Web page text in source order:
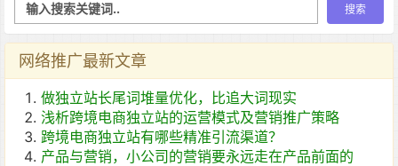
网络推广最新文章
做独立站长尾词堆量优化，比追大词现实
浅析跨境电商独立站的运营模式及营销推广策略
跨境电商独立站有哪些精准引流渠道？
产品与营销，小公司的营销要永远走在产品前面的